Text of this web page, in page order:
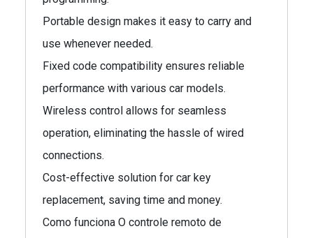
Portable design makes it easy to carry and
use whenever needed.
Fixed code compatibility ensures reliable
performance with various car models.
Wireless control allows for seamless
operation, eliminating the hassle of wired
connections.
Cost-effective solution for car key
replacement, saving time and money.
Como funciona O controle remoto de